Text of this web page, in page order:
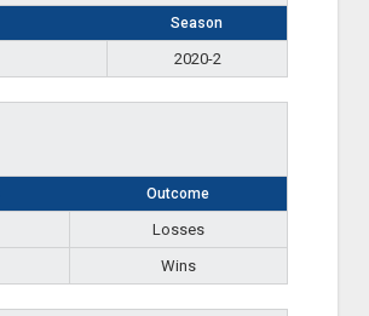
Season
2020-2
Outcome
Losses
Wins